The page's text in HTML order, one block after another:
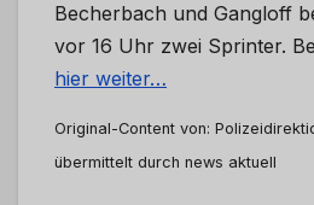
Becherbach und Gangloff
vor 16 Uhr zwei Sprinter.
hier weiter…
Original-Content von:
übermittelt durch news aktuell